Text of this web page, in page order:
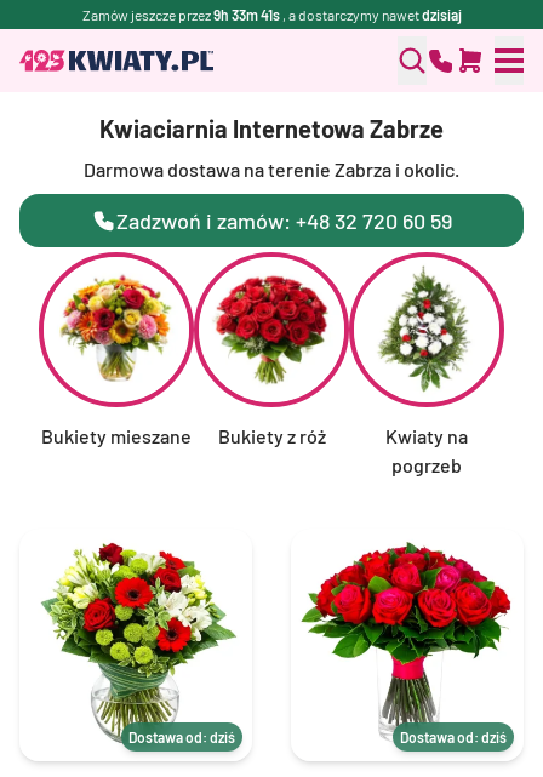
Zamów jeszcze przez9h 33m 40s, a dostarczymy nawetdzisiaj
Kwiaciarnia Internetowa Zabrze
Darmowa dostawa na terenie Zabrza i okolic.
Zadzwoń i zamów: +48 32 720 60 59
Bukiety mieszane Bukiety z róż
Kwiaty na
pogrzeb
Dostawa od: dziś Dostawa od: dziś